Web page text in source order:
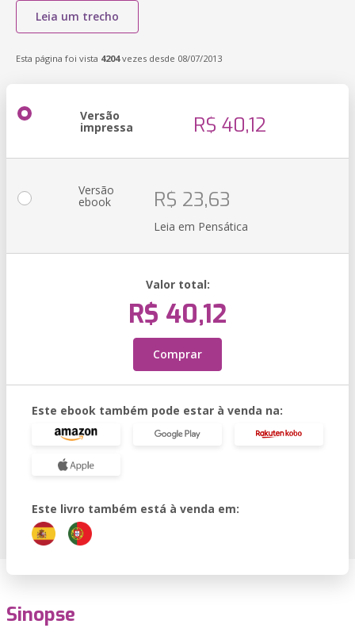
Leia um trecho
Esta página foi vista 4204vezes desde 08/07/2013
Versão
impressa R$ 40,12
Versão
ebook R$ 23,63
Leia em Pensática
Valor total:
R$ 40,12
Comprar
Este ebook também pode estar à venda na:
Este livro também está à venda em:
Sinopse